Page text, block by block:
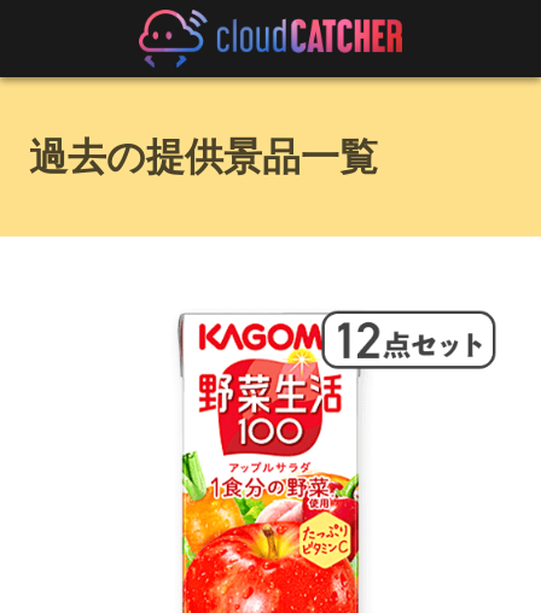
過去の提供景品一覧